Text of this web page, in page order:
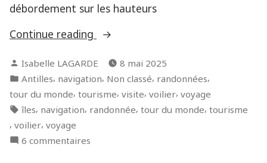
débordement sur les hauteurs
Continue reading
« Vacances
famille
entre
Saint
Martin
Posted
by
Isabelle LAGARDE
8 mai 2025
Posted
in
Antilles, navigation, Non classé, randonnées,
tour du monde, tourisme, visite, voilier, voyage
Tags:
îles, navigation, randonnée, tour du monde, tourisme
, voilier, voyage
6 commentaires